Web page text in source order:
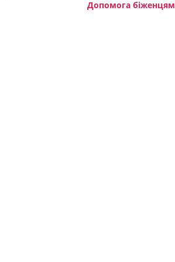
Допомога біженцям